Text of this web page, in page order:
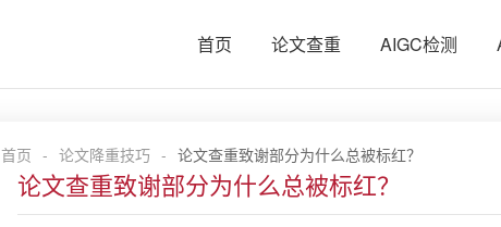
首页 论文查重 AIGC检测
首页 - 论文降重技巧 - 论文查重致谢部分为什么总被标红？
论文查重致谢部分为什么总被标红？